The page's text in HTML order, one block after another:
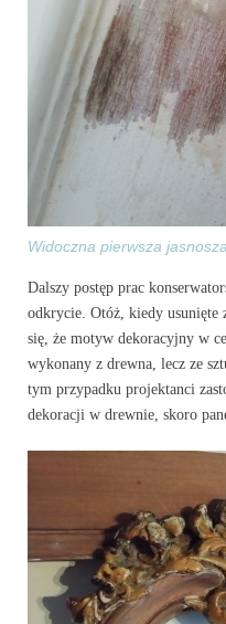
Widoczna pierwsza
Dalszy postęp prac
odkrycie. Otóż, kiedy usunięte
się, że motyw dekoracyjny w
wykonany z drewna, lecz ze
tym przypadku projektanci
dekoracji w drewnie, skoro